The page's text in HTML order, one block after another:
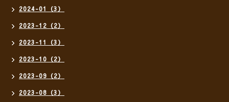
2024-01（3）
2023-12（2）
2023-11（3）
2023-10（2）
2023-09（2）
2023-08（3）